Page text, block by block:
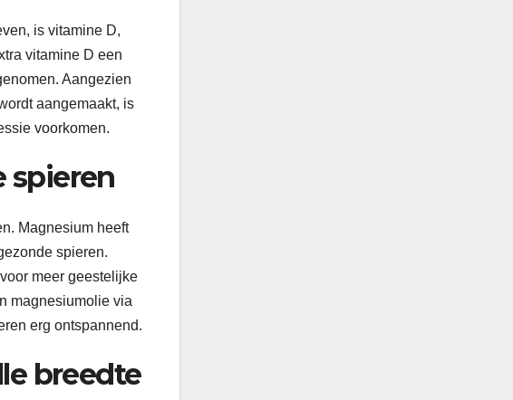
is vitamine D,
vitamine D een
Aangezien
aangemaakt, is
voorkomen.
spieren
Magnesium heeft
spieren.
meer geestelijke
magnesiumolie via
erg ontspannend.
breedte